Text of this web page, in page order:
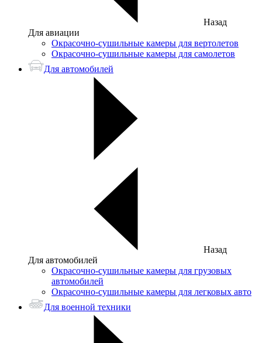
Назад
Для авиации
Окрасочно-сушильные камеры для вертолетов
Окрасочно-сушильные камеры для самолетов
Для автомобилей
Назад
Для автомобилей
Окрасочно-сушильные камеры для грузовых
автомобилей
Окрасочно-сушильные камеры для легковых авто
Для военной техники